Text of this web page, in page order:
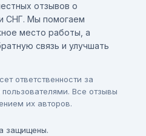
отзывов о
СНГ. Мы помогаем
место работы, а
связь и улучшать
ответственности за
Все отзывы
их авторов.
защищены.